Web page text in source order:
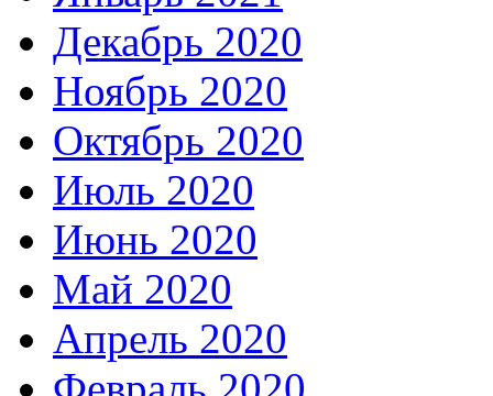
Декабрь 2020
Ноябрь 2020
Октябрь 2020
Июль 2020
Июнь 2020
Май 2020
Апрель 2020